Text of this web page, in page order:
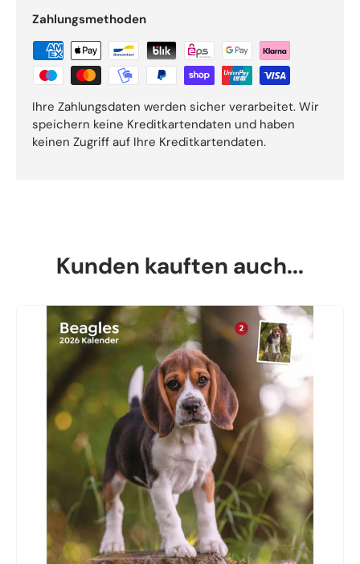
Zahlungsmethoden
Ihre Zahlungsdaten werden sicher verarbeitet. Wir
speichern keine Kreditkartendaten und haben
keinen Zugriff auf Ihre Kreditkartendaten.
Kunden kauften auch...